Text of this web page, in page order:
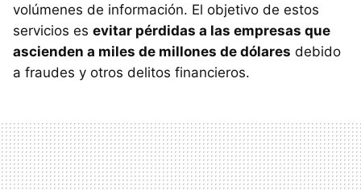
volúmenes de información. El objetivo de estos
servicios es evitar pérdidas a las empresas que
ascienden a miles de millones de dólares debido
a fraudes y otros delitos financieros.